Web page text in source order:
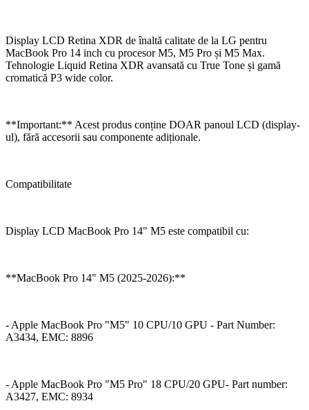
Display LCD Retina XDR de înaltă calitate de la LG pentru
MacBook Pro 14 inch cu procesor M5, M5 Pro și M5 Max.
Tehnologie Liquid Retina XDR avansată cu True Tone și gamă
cromatică P3 wide color.
**Important:** Acest produs conține DOAR panoul LCD (display-
ul), fără accesorii sau componente adiționale.
Compatibilitate
Display LCD MacBook Pro 14" M5 este compatibil cu:
**MacBook Pro 14" M5 (2025-2026):**
- Apple MacBook Pro "M5" 10 CPU/10 GPU - Part Number:
A3434, EMC: 8896
- Apple MacBook Pro "M5 Pro" 18 CPU/20 GPU- Part number:
A3427, EMC: 8934